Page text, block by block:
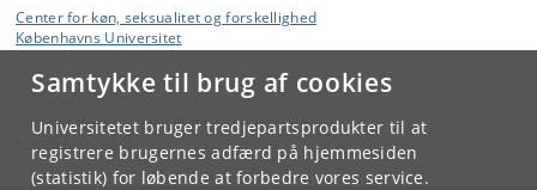
Samtykke til brug af cookies
Universitetet bruger tredjepartsprodukter til at
registrere brugernes adfærd på hjemmesiden
(statistik) for løbende at forbedre vores service.
Center for køn, seksualitet og forskellighed
Københavns Universitet
Center for køn, seksualitet og forskellighed